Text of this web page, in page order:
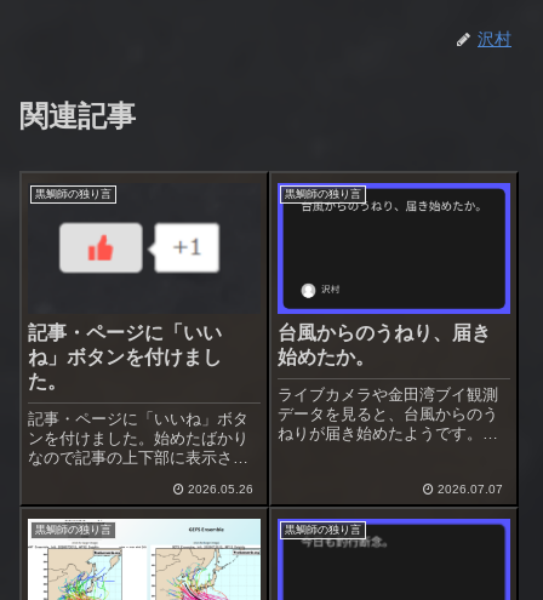
沢村
関連記事
黒鯛師の独り言
記事・ページに「いい
ね」ボタンを付けまし
た。
記事・ページに「いいね」ボタ
ンを付けました。始めたばかり
なので記事の上下部に表示させ
だけにするつもりです。記事が
良いと思ったらクリックしてく
ださい。取り消すにはもう一度
クリックです。ログイン（ユー
ザ登録）する必要...
2026.05.26
黒鯛師の独り言
台風からのうねり、届き
始めたか。
ライブカメラや金田湾ブイ観測
データを見ると、台風からのう
ねりが届き始めたようです。ま
大してくるものと思われます。
台風接近は無いので多少のうね
りで済みそうですが、今後の動
向には注意です。...
2026.07.07
黒鯛師の独り言 黒鯛師の独り言